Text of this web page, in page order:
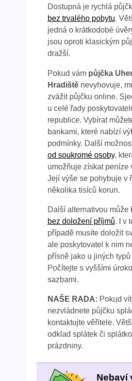
Dostupná je rychlá
bez trvalého pobytu.
jedná o krátkodobé
jsou oproti klasickým
dražší.
Pokud vám půjčka
Hradištěnevyhovuje,
zvážit půjčku online.
u celé řady
republice. Vybírat
bankami, které nabízí
podmínky. Další
od soukromé osoby,
umožňuje získat peníze
Její výše se pohybuje v
několika tisíců korun.
Další alternativou může
bez doložení příjmů. I v
případě musíte doložit
ale poskytovatel k nim
přísně jako u jiných typů
Počítejte s vyššími
sazbami.
NAŠE RADA: Pokud
nezvládnete půjčku
kontaktujte věřitele.
odklad splátek či
prázdniny.
Nebaví